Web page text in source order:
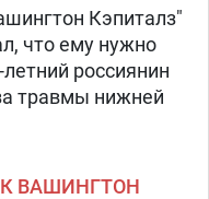
Кэпиталз"
что ему нужно
россиянин
травмы нижней
ВАШИНГТОН